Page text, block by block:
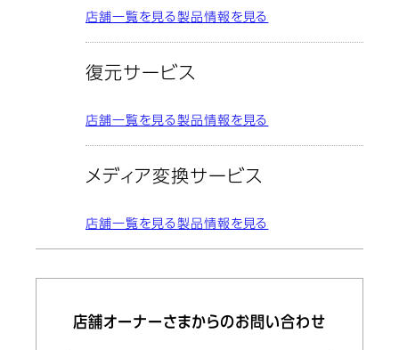
店舗一覧を見る製品情報を見る
復元サービス
店舗一覧を見る製品情報を見る
メディア変換サービス
店舗一覧を見る製品情報を見る
店舗オーナーさまからのお問い合わせ